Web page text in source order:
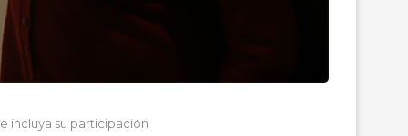
incluya su participación